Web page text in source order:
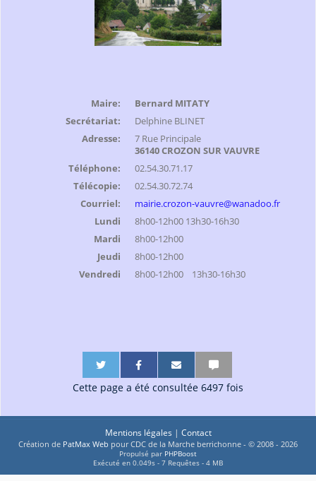
Maire:
Bernard MITATY
Secrétariat:
Delphine BLINET
Adresse:
7 Rue Principale
36140 CROZON SUR VAUVRE
Téléphone:
02.54.30.71.17
Télécopie:
02.54.30.72.74
Courriel:
mairie.crozon-vauvre@wanadoo.fr
Lundi
8h00-12h00 13h30-16h30
Mardi
8h00-12h00
Jeudi
8h00-12h00
Vendredi
8h00-12h00 13h30-16h30
a
r
a
g
e
s
a
r
a
g
e
r
s
a
r
a
g
e
r
p
a
r
a
g
e
r
p
a
r
a
e
r
p
a
r
a
e
r
p
Cette page a été consultée 6497 fois
Mentions légales | Contact
Création de PatMax Web pour CDC de la Marche berrichonne - © 2008 - 2026
Propulsé par PHPBoost
Exécuté en 0.049s - 7 Requêtes - 4 MB